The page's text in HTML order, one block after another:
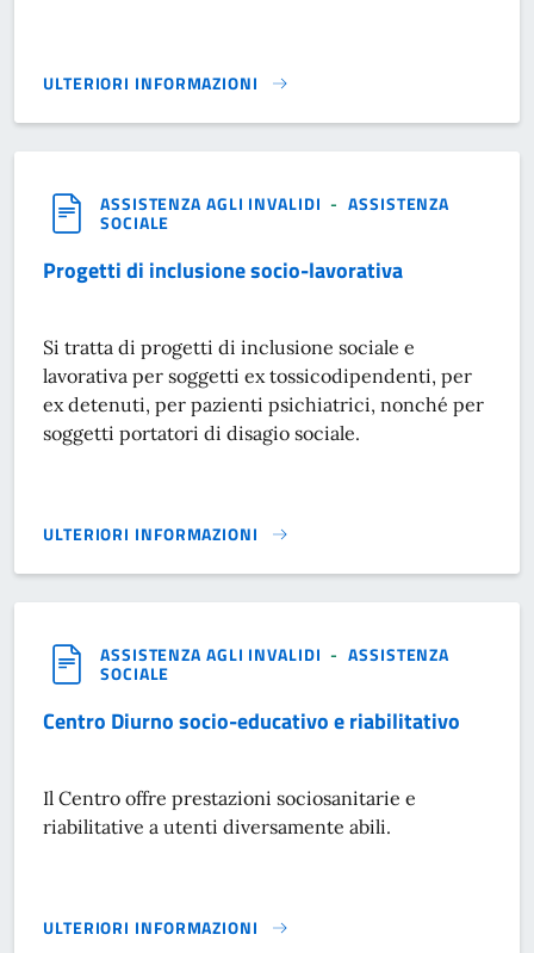
ULTERIORI INFORMAZIONI
INTERVENTI SOCIALI ECONOMICI}
ASSISTENZA AGLI INVALIDI -ASSISTENZA
SOCIALE
Progetti di inclusione socio-lavorativa
Si tratta di progetti di inclusione sociale e
lavorativa per soggetti ex tossicodipendenti, per
ex detenuti, per pazienti psichiatrici, nonché per
soggetti portatori di disagio sociale.
ULTERIORI INFORMAZIONI
PROGETTI DI INCLUSIONE SOCIO-LAVORATIVA}
ASSISTENZA AGLI INVALIDI -ASSISTENZA
SOCIALE
Centro Diurno socio-educativo e riabilitativo
Il Centro offre prestazioni sociosanitarie e
riabilitative a utenti diversamente abili.
ULTERIORI INFORMAZIONI
CENTRO DIURNO SOCIO-EDUCATIVO E RIABILITATIVO}